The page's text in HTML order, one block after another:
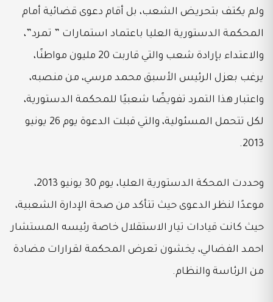
ولم يكتف بتحريض الشعب، بل أقام دعوى قضائية أمام
المحكمة الدستورية العليا باعتماد استمارات ” تمرد”،
والاعتداء بإرادة شعب والتي قاربت 20 مليون مواطنًا،
يرغب بعزل الرئيس الأسبق محمد مرسي، من منصبه،
واعتبار هذا التمرد تفويضًا شعبيًا للمحكمة الدستورية،
لكل تتحمل المسئولية، والتي قبلت الدعوة يوم 26 يونيو
2013.
وحددت المحكة الدستورية العليا، يوم 30 يونيو 2013،
موعدًا لنظر الدعوى حيث تتأكد من صحة الإدارة الشعبية،
حيث كانت قيادات تيار الاستقلال خاصة رئيسه المستشار
احمد الفضالي، يخشون تعرض المحكمة لقرارات مضادة
من الرئاسة والنظام.